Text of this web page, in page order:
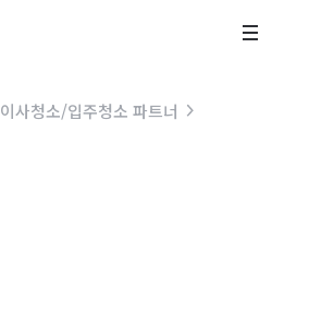
이사청소/입주청소 파트너